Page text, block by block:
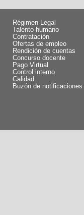
Régimen Legal
Talento humano
Contratación
Ofertas de empleo
Rendición de cuentas
Concurso docente
Pago Virtual
Control interno
Calidad
Buzón de notificaciones